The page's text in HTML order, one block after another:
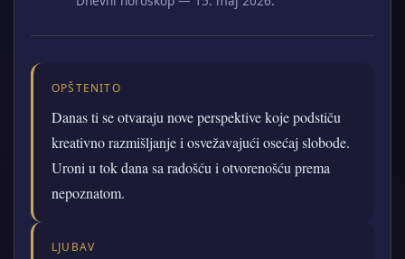
OPŠTENITO
Danas ti se otvaraju nove perspektive koje podstiču
kreativno razmišljanje i osvežavajući osećaj slobode.
Uroni u tok dana sa radošću i otvorenošću prema
nepoznatom.
LJUBAV